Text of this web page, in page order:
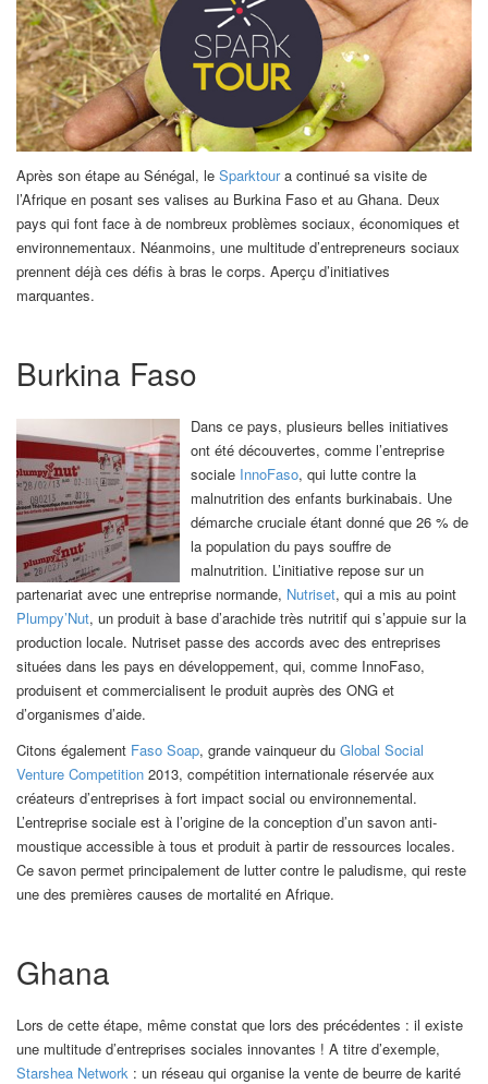
Après son étape au Sénégal, le Sparktoura continué sa visite de
l’Afrique en posant ses valises au Burkina Faso et au Ghana. Deux
pays qui font face à de nombreux problèmes sociaux, économiques et
environnementaux. Néanmoins, une multitude d’entrepreneurs sociaux
prennent déjà ces défis à bras le corps. Aperçu d’initiatives
marquantes.
Burkina Faso
Dans ce pays, plusieurs belles initiatives
ont été découvertes, comme l’entreprise
sociale InnoFaso, qui lutte contre la
malnutrition des enfants burkinabais. Une
démarche cruciale étant donné que 26 % de
la population du pays souffre de
malnutrition. L’initiative repose sur un
partenariat avec une entreprise normande, Nutriset, qui a mis au point
Plumpy’Nut, un produit à base d’arachide très nutritif qui s’appuie sur la
production locale. Nutriset passe des accords avec des entreprises
situées dans les pays en développement, qui, comme InnoFaso,
produisent et commercialisent le produit auprès des ONG et
d’organismes d’aide.
Citons également Faso Soap, grande vainqueur du Global Social
Venture Competition 2013, compétition internationale réservée aux
créateurs d’entreprises à fort impact social ou environnemental.
L’entreprise sociale est à l’origine de la conception d’un savon anti-
moustique accessible à tous et produit à partir de ressources locales.
Ce savon permet principalement de lutter contre le paludisme, qui reste
une des premières causes de mortalité en Afrique.
Ghana
Lors de cette étape, même constat que lors des précédentes : il existe
une multitude d’entreprises sociales innovantes ! A titre d’exemple,
Starshea Network : un réseau qui organise la vente de beurre de karité